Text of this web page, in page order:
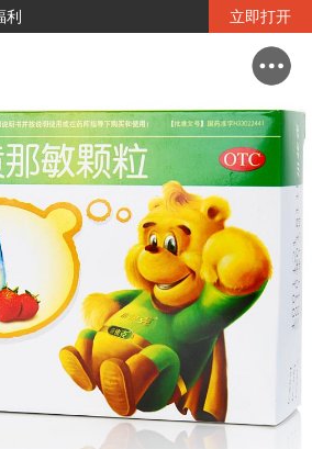
利 立即打开